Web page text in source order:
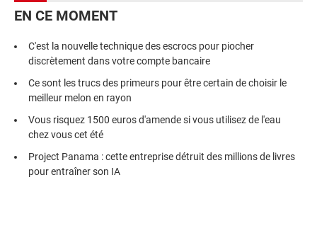
EN CE MOMENT
C'est la nouvelle technique des escrocs pour piocher
discrètement dans votre compte bancaire
Ce sont les trucs des primeurs pour être certain de choisir le
meilleur melon en rayon
Vous risquez 1500 euros d'amende si vous utilisez de l'eau
chez vous cet été
Project Panama : cette entreprise détruit des millions de livres
pour entraîner son IA